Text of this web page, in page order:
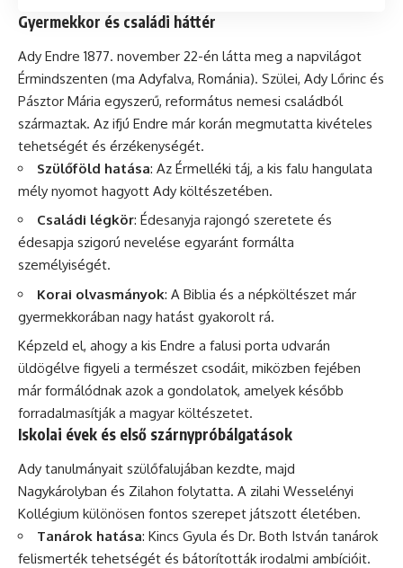
Gyermekkor és családi háttér
Ady Endre 1877. november 22-én látta meg a napvilágot
Érmindszenten (ma Adyfalva, Románia). Szülei, Ady Lőrinc és
Pásztor Mária egyszerű, református nemesi családból
származtak. Az ifjú Endre már korán megmutatta kivételes
tehetségét és érzékenységét.
Szülőföld hatása: Az Érmelléki táj, a kis falu hangulata
mély nyomot hagyott Ady költészetében.
Családi légkör: Édesanyja rajongó szeretete és
édesapja szigorú nevelése egyaránt formálta
személyiségét.
Korai olvasmányok: A Biblia és a népköltészet már
gyermekkorában nagy hatást gyakorolt rá.
Képzeld el, ahogy a kis Endre a falusi porta udvarán
üldögélve figyeli a természet csodáit, miközben fejében
már formálódnak azok a gondolatok, amelyek később
forradalmasítják a magyar költészetet.
Iskolai évek és első szárnypróbálgatások
Ady tanulmányait szülőfalujában kezdte, majd
Nagykárolyban és Zilahon folytatta. A zilahi Wesselényi
Kollégium különösen fontos szerepet játszott életében.
Tanárok hatása: Kincs Gyula és Dr. Both István tanárok
felismerték tehetségét és bátorították irodalmi ambícióit.